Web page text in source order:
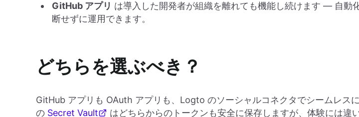
GitHub アプリ は導入した開発者が組織を離れても機能し続けます — 自動
断せずに運用できます。
どちらを選ぶべき？
GitHub アプリも OAuth アプリも、Logto のソーシャルコネクタでシームレス
の Secret Vault はどちらからのトークンも安全に保存しますが、体験には違